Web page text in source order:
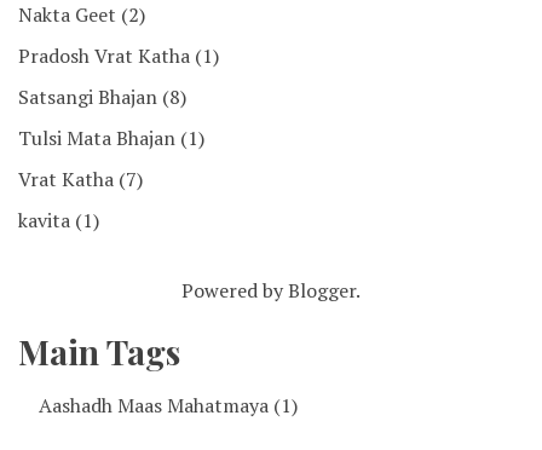
Nakta Geet (2)
Pradosh Vrat Katha (1)
Satsangi Bhajan (8)
Tulsi Mata Bhajan (1)
Vrat Katha (7)
kavita (1)
Powered byBlogger.
Main Tags
Aashadh Maas Mahatmaya (1)